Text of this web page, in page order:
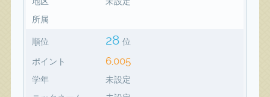
所属
順位 28 位
ポイント 6,005
学年
未設定